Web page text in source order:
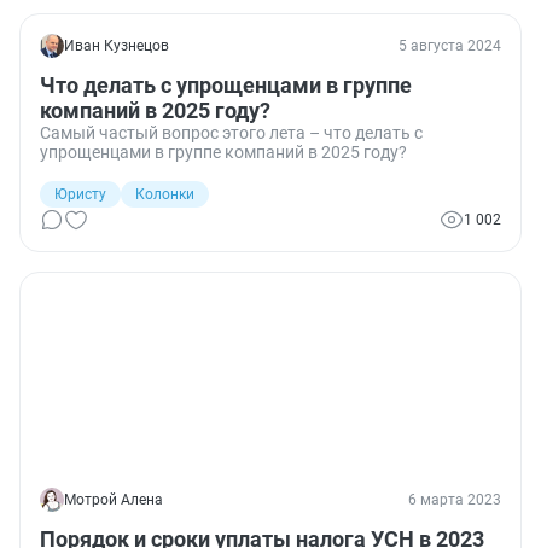
Иван Кузнецов 5 августа 2024
Что делать с упрощенцами в группе
компаний в 2025 году?
Самый частый вопрос этого лета – что делать с
упрощенцами в группе компаний в 2025 году?
Юристу
Колонки
1 002
Мотрой Алена 6 марта 2023
Порядок и сроки уплаты налога УСН в 2023